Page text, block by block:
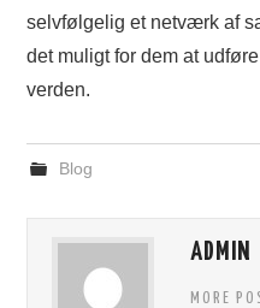
selvfølgelig et netværk af
det muligt for dem at
verden.
Blog
ADMIN
MORE